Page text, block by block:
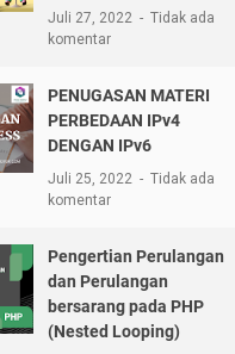
Juli 27, 2022
Tidak ada
komentar
PENUGASAN MATERI
PERBEDAAN IPv4
DENGAN IPv6
Juli 25, 2022
Tidak ada
komentar
Pengertian Perulangan
dan Perulangan
bersarang pada PHP
(Nested Looping)